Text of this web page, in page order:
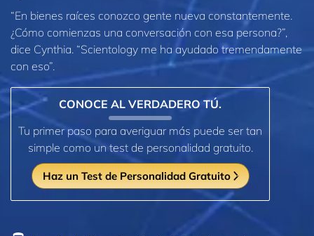
“En bienes raíces conozco gente nueva constantemente.
¿Cómo comienzas una conversación con esa persona?”,
dice Cynthia. “Scientology me ha ayudado tremendamente
con eso”.
CONOCE AL VERDADERO TÚ.
Tu primer paso para averiguar más puede ser tan
simple como un test de personalidad gratuito.
Haz un Test de Personalidad Gratuito